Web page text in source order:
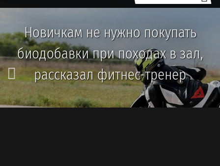
Новичкам не нужно покупать
биодобавки при походах в зал,
рассказал фитнес-тренер